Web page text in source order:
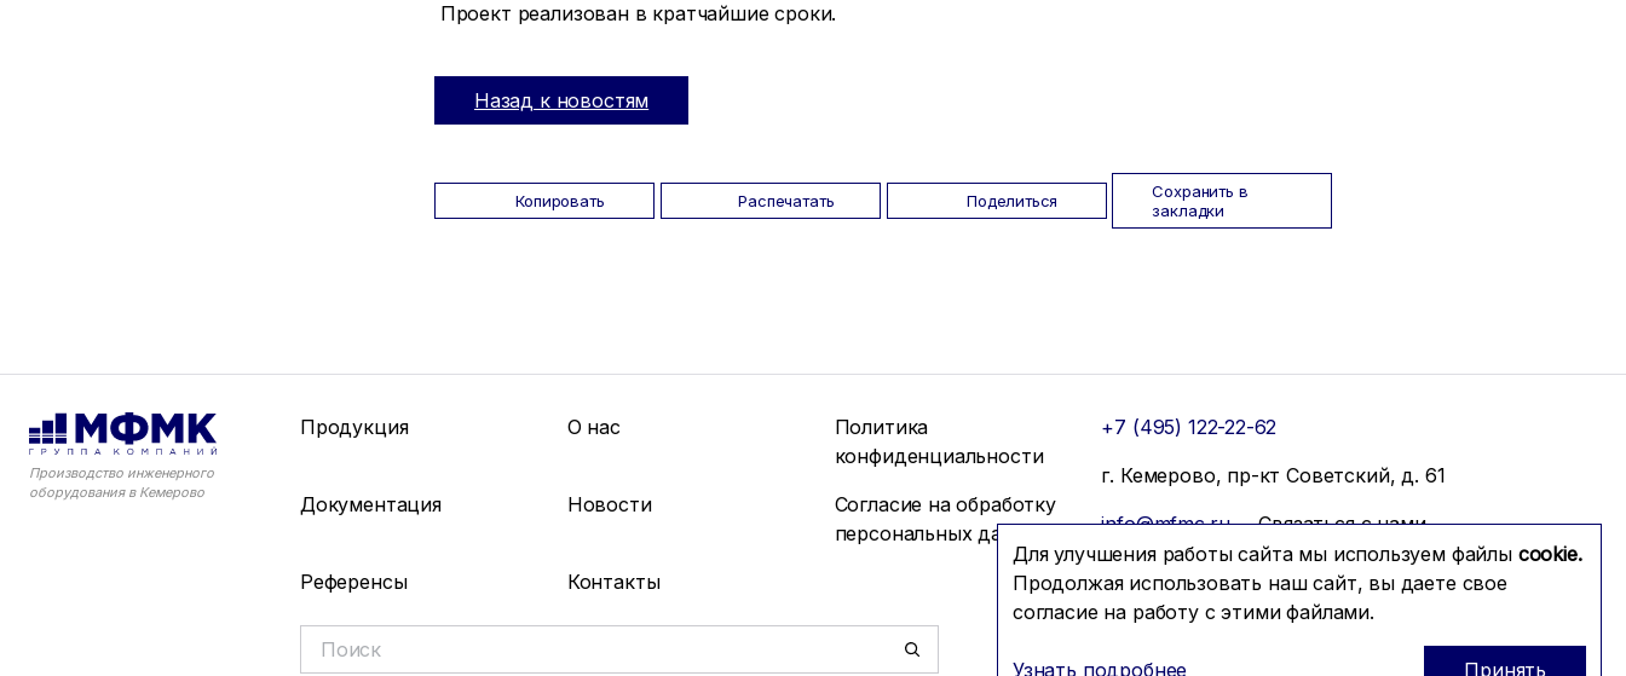
Проект реализован в кратчайшие сроки.
Назад к новостям
Копировать Распечатать Поделиться
Сохранить в
закладки
Для улучшения работы сайта мы используем файлы cookie.
Продолжая использовать наш сайт, вы даете свое
согласие на работу с этими файлами.
Узнать подробнее Принять
Производство инженерного
оборудования в Кемерово
Продукция О нас
Политика
конфиденциальности
Документация
Новости
Согласие на обработку
персональных данных
Референсы
Контакты
+7 (495) 122-22-62
г. Кемерово, пр-кт Советский, д. 61
info@mfmc.ru
Связаться с нами